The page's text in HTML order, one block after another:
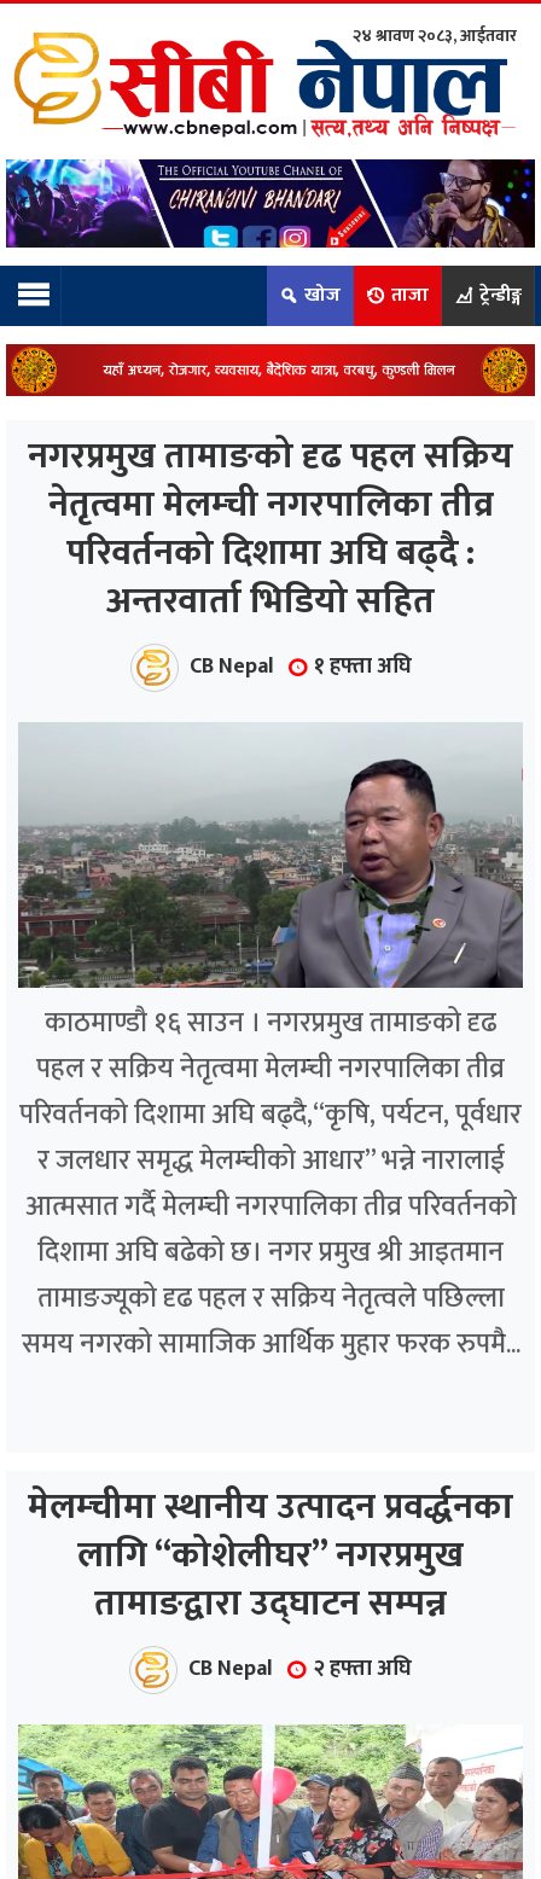
टिम:
२४ श्रावण २०८३, आईतवार
खोज ताजा ट्रेन्डीङ्ग
नगरप्रमुख तामाङको दृढ पहल सक्रिय
नेतृत्वमा मेलम्ची नगरपालिका तीव्र
परिवर्तनको दिशामा अघि बढ्दै :
अन्तरवार्ता भिडियो सहित
CB Nepal १ हफ्ता अघि
काठमाण्डौ १६ साउन । नगरप्रमुख तामाङको दृढ
पहल र सक्रिय नेतृत्वमा मेलम्ची नगरपालिका तीव्र
परिवर्तनको दिशामा अघि बढ्दै,“कृषि, पर्यटन, पूर्वधार
र जलधार समृद्ध मेलम्चीको आधार” भन्ने नारालाई
आत्मसात गर्दै मेलम्ची नगरपालिका तीव्र परिवर्तनको
दिशामा अघि बढेको छ। नगर प्रमुख श्री आइतमान
तामाङज्यूको दृढ पहल र सक्रिय नेतृत्वले पछिल्ला
समय नगरको सामाजिक आर्थिक मुहार फरक रुपमै...
मेलम्चीमा स्थानीय उत्पादन प्रवर्द्धनका
लागि “कोशेलीघर” नगरप्रमुख
तामाङद्वारा उद्घाटन सम्पन्न
CB Nepal २ हफ्ता अघि